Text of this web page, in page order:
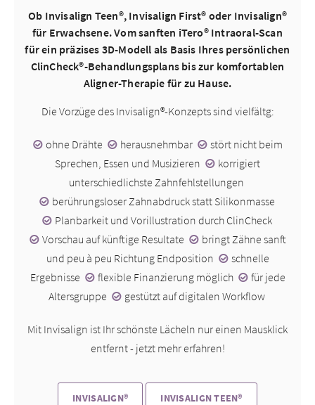
Ob Invisalign Teen®, Invisalign First® oder Invisalign®
für Erwachsene. Vom sanften iTero® Intraoral-Scan
für ein präzises 3D-Modell als Basis Ihres persönlichen
ClinCheck®-Behandlungsplans bis zur komfortablen
Aligner-Therapie für zu Hause.
Die Vorzüge des Invisalign®-Konzepts sind vielfältg:
ohne Drähte herausnehmbar stört nicht beim
Sprechen, Essen und Musizieren
korrigiert
unterschiedlichste Zahnfehlstellungen
berührungsloserZahnabdruck statt Silikonmasse
Planbarkeitund Vorillustration durch ClinCheck
Vorschau auf künftige Resultate bringtZähne sanft
und peu à peu Richtung Endposition
schnelle
Ergebnisse
flexibleFinanzierung möglich fürjede
Altersgruppe
gestütztauf digitalen Workflow
Mit Invisalign ist Ihr schönste Lächeln nur einen Mausklick
entfernt - jetzt mehr erfahren!
INVISALIGN® INVISALIGN TEEN®